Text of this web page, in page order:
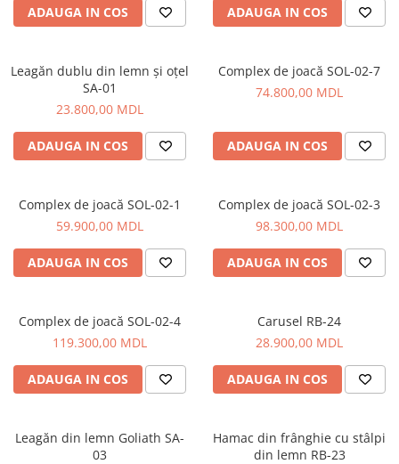
ADAUGA IN COS ADAUGA IN COS
Leagăn dublu din lemn și oțel
SA-01
23.800,00 MDL
ADAUGA IN COS
Complex de joacă SOL-02-7
74.800,00 MDL
ADAUGA IN COS
Complex de joacă SOL-02-1
59.900,00 MDL
ADAUGA IN COS
Complex de joacă SOL-02-3
98.300,00 MDL
ADAUGA IN COS
Complex de joacă SOL-02-4
119.300,00 MDL
ADAUGA IN COS
Carusel RB-24
28.900,00 MDL
ADAUGA IN COS
Leagăn din lemn Goliath SA-
03
Hamac din frânghie cu stâlpi
din lemn RB-23